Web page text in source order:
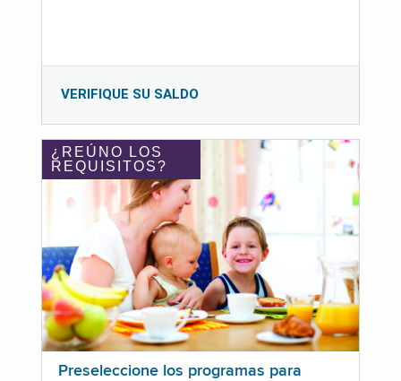
VERIFIQUE SU SALDO
¿REÚNO LOS
REQUISITOS?
Preseleccione los programas para